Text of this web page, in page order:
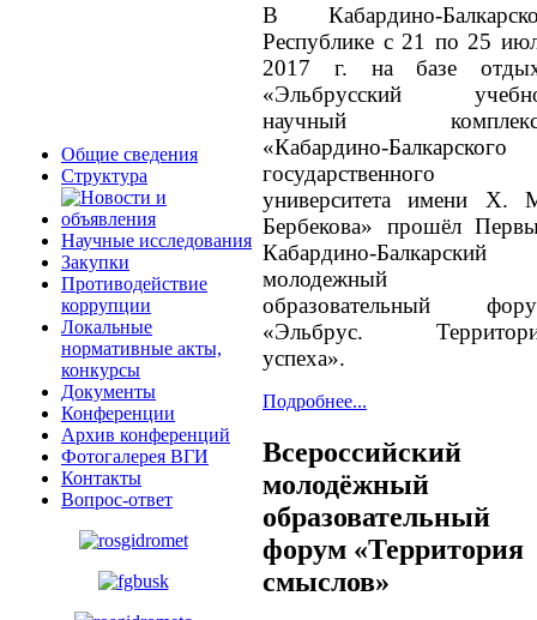
Общие сведения
Структура
Научные исследования
Закупки
Противодействие
коррупции
Локальные
нормативные акты,
конкурсы
Документы
Конференции
Архив конференций
Фотогалерея ВГИ
Контакты
Вопрос-ответ
В Кабардино-
Республике с 21 по 25
2017 г. на базе
«Эльбрусский
научный
«Кабардино-Балкарского
государственного
университета имени Х.
Бербекова» прошёл
Кабардино-Балкарский
молодежный
образовательный
«Эльбрус.
успеха».
Подробнее...
Всероссийский
молодёжный
образовательный
форум «Территория
смыслов»